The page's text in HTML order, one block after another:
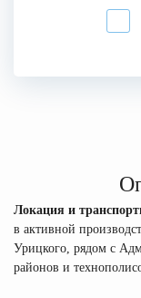
Локация и
в активной
Урицкого, рядом с
районов и